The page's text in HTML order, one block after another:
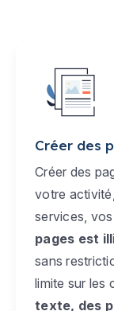
Créer des
Créer des
votre
services,
pages est
sans
limite sur les
texte, des